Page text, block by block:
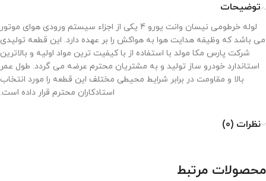
توضیحات
لوله خرطومی نیسان وانت یورو 4 یکی از اجزاء سیستم ورودی هوای موتور
می باشد که وظیفه هدایت هوا به هواکش را بر عهده دارد. این قطعه تولیدی
شرکت پارس مکا مولد با استفاده از با کیفیت ترین مواد اولیه و بالاترین
استاندارد خودرو ساز تولید و به مشتریان محترم عرضه می گردد. طول عمر
بالا و مقاومت در برابر شرایط محیطی مختلف این قطعه را مورد انتخاب
استادکاران محترم قرار داده است.
نظرات (0)
محصولات مرتبط